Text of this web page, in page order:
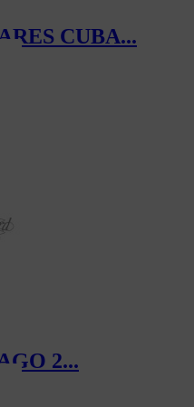
CUBA...
2...